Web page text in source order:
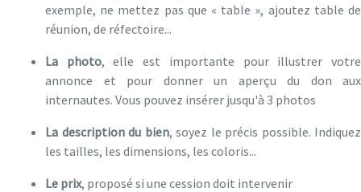
exemple, ne mettez pas que « table », ajoutez table de
réunion, de réfectoire...
La photo, elle est importante pour illustrer votre
annonce et pour donner un aperçu du don aux
internautes. Vous pouvez insérer jusqu'à 3 photos
La description du bien, soyez le précis possible. Indiquez
les tailles, les dimensions, les coloris...
Le prix, proposé si une cession doit intervenir